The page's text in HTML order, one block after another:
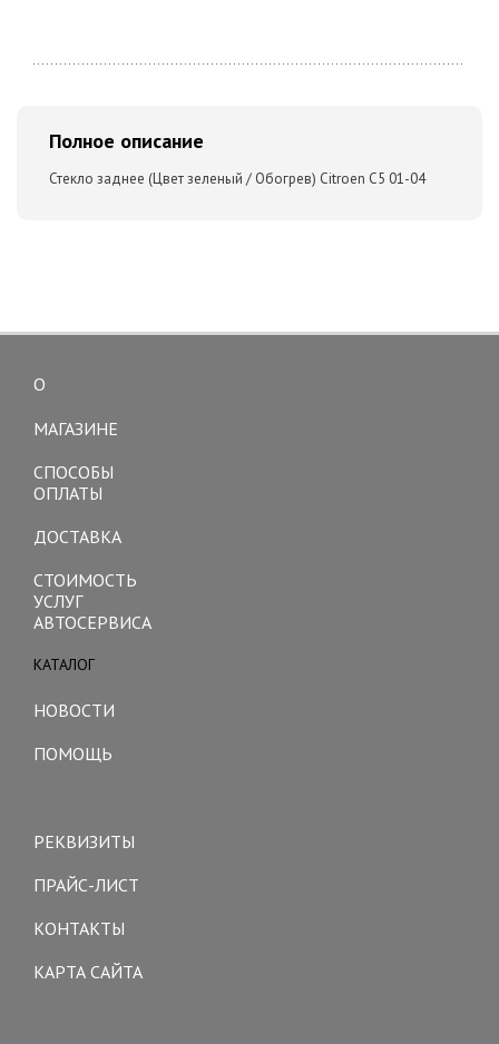
Полное описание
Стекло заднее (Цвет зеленый / Обогрев) Citroen C5 01-04
О
МАГАЗИНЕ
СПОСОБЫ
ОПЛАТЫ
ДОСТАВКА
СТОИМОСТЬ
УСЛУГ
АВТОСЕРВИСА
КАТАЛОГ
НОВОСТИ
ПОМОЩЬ
РЕКВИЗИТЫ
ПРАЙС-ЛИСТ
КОНТАКТЫ
КАРТА САЙТА